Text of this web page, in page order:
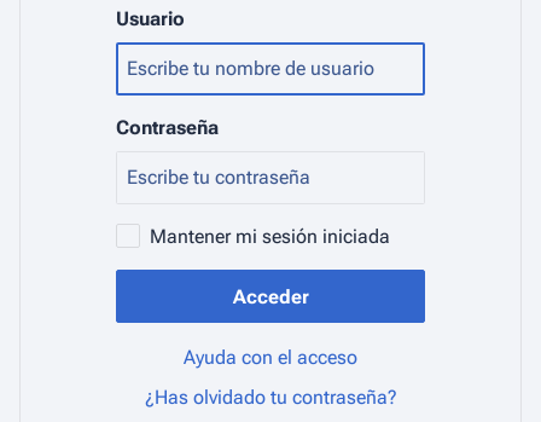
Usuario
Contraseña
Mantener mi sesión iniciada
Acceder
Ayuda con el acceso
¿Has olvidado tu contraseña?